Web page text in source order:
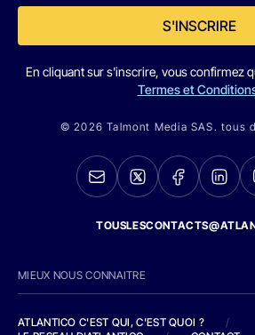
S'INSCRIRE
En cliquant sur s'inscrire, vous confirmez
Termes et
© 2026 Talmont Media SAS. tous
MIEUX NOUS CONNAITRE
ATLANTICO C'EST QUI, C'EST QUOI ?
/